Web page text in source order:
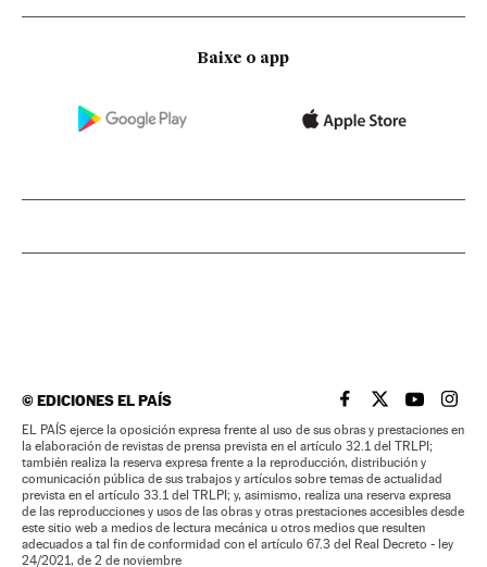
Baixe o app
©EDICIONES EL PAÍS EL PAÍS BRASIL EN
EL PAÍSEL PAÍS
EL
EL PAÍS ejerce la oposición expresa frente al uso de sus obras y prestaciones en
la elaboración de revistas de prensa prevista en el artículo 32.1 del TRLPI;
también realiza la reserva expresa frente a la reproducción, distribución y
comunicación pública de sus trabajos y artículos sobre temas de actualidad
prevista en el artículo 33.1 del TRLPI; y, asimismo, realiza una reserva expresa
de las reproducciones y usos de las obras y otras prestaciones accesibles desde
este sitio web a medios de lectura mecánica u otros medios que resulten
adecuados a tal fin de conformidad con el artículo 67.3 del Real Decreto - ley
24/2021, de 2 de noviembre